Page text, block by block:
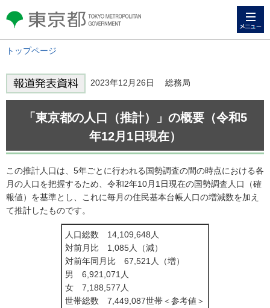
東京都 TOKYO METROPOLITAN
GOVERNMENT
トップページ
2023年12月26日 総務局
「東京都の人口（推計）」の概要（令和5
年12月1日現在）
この推計人口は、5年ごとに行われる国勢調査の間の時点における各
月の人口を把握するため、令和2年10月1日現在の国勢調査人口（確
報値）を基準とし、これに毎月の住民基本台帳人口の増減数を加え
て推計したものです。
人口総数 14,109,648人
対前月比 1,085人（減）
対前年同月比 67,521人（増）
男 6,921,071人
女 7,188,577人
世帯総数 7,449,087世帯＜参考値＞